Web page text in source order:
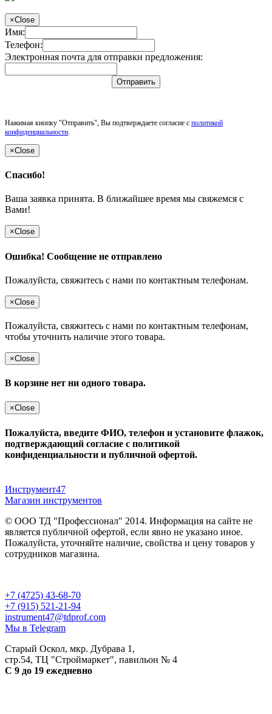
×Close
Имя:
Телефон:
Электронная почта для отправки предложения:
Отправить
Нажимая кнопку "Отправить", Вы подтверждаете согласие с политикой
конфиденциальности.
×Close
Спасибо!
Ваша заявка принята. В ближайшее время мы свяжемся с
Вами!
×Close
Ошибка! Сообщение не отправлено
Пожалуйста, свяжитесь с нами по контактным телефонам.
×Close
Пожалуйста, свяжитесь с нами по контактным телефонам,
чтобы уточнить наличие этого товара.
×Close
В корзине нет ни одного товара.
×Close
Пожалуйста, введите ФИО, телефон и установите флажок,
подтверждающий согласие с политикой
конфиденциальности и публичной офертой.
Инструмент47
Магазин инструментов
© ООО ТД "Профессионал" 2014. Информация на сайте не
является публичной офертой, если явно не указано иное.
Пожалуйста, уточняйте наличие, свойства и цену товаров у
сотрудников магазина.
+7 (4725) 43-68-70
+7 (915) 521-21-94
instrument47@tdprof.com
Мы в Telegram
Старый Оскол, мкр. Дубрава 1,
стр.54, ТЦ "Строймаркет", павильон № 4
С 9 до 19 ежедневно